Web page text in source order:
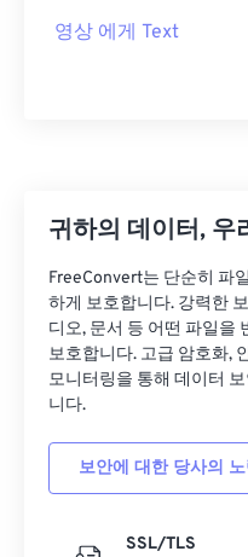
영상 에게 Text
귀하의 데이터, 우
FreeConvert는 단순히 파
하게 보호합니다. 강력한
디오, 문서 등 어떤 파일을
보호합니다. 고급 암호화,
모니터링을 통해 데이터
니다.
보안에 대한 당사의
SSL/TLS